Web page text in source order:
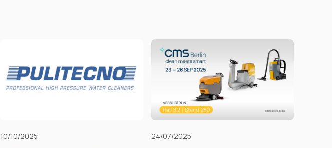
10/10/2025 24/07/2025